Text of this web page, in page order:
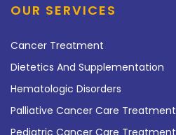
OUR SERVICES
Cancer Treatment
Dietetics And Supplementation
Hematologic Disorders
Palliative Cancer Care Treatment
Pediatric Cancer Care Treatment